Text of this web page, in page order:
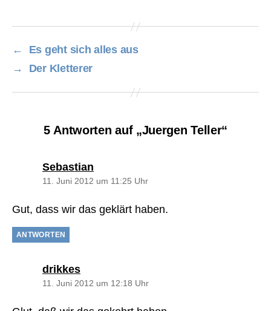
←
Es geht sich alles aus
→
Der Kletterer
5 Antworten auf „Juergen Teller“
Sebastian
11. Juni 2012 um 11:25 Uhr
Gut, dass wir das geklärt haben.
ANTWORTEN
drikkessagt:
11. Juni 2012 um 12:18 Uhr